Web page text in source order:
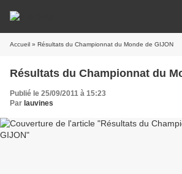
Accueil » Résultats du Championnat du Monde de GIJON
Résultats du Championnat du
Publié le 25/09/2011 à 15:23
Par lauvines